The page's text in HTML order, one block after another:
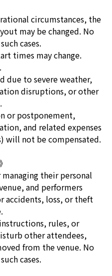
circumstances, the
may be changed. No
cases.
times may change.
due to severe weather,
disruptions, or other
or postponement,
and related expenses
will not be compensated.
managing their personal
and performers
accidents, loss, or theft
rules, or
other attendees,
from the venue. No
cases.